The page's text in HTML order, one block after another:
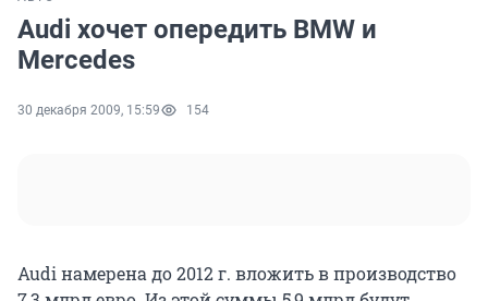
Audi хочет опередить BMW и
Mercedes
30 декабря 2009, 15:59 154
Audi намерена до 2012 г. вложить в производство